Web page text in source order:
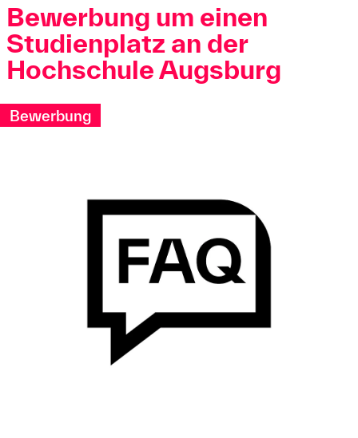
Bewerbung um einen
Studienplatz an der
Hochschule Augsburg
Bewerbung